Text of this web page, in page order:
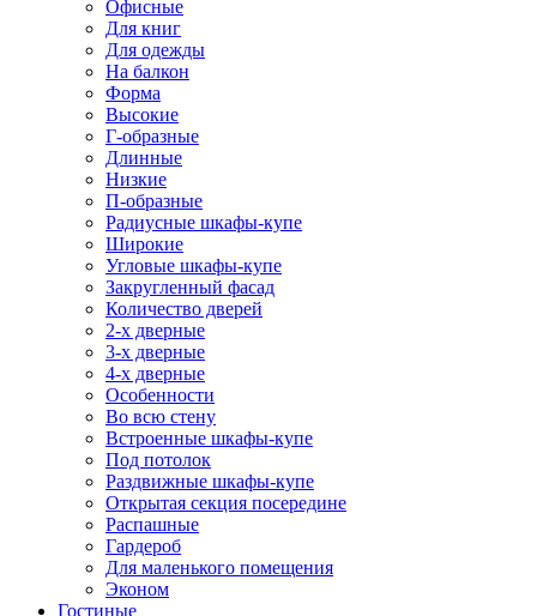
Офисные
Для книг
Для одежды
На балкон
Форма
Высокие
Г-образные
Длинные
Низкие
П-образные
Радиусные шкафы-купе
Широкие
Угловые шкафы-купе
Закругленный фасад
Количество дверей
2-х дверные
3-х дверные
4-х дверные
Особенности
Во всю стену
Встроенные шкафы-купе
Под потолок
Раздвижные шкафы-купе
Открытая секция посередине
Распашные
Гардероб
Для маленького помещения
Эконом
Гостиные